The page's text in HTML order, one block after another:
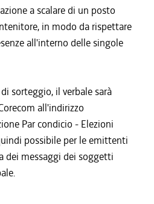
a scalare di un posto
in modo da rispettare
all'interno delle singole
sorteggio, il verbale sarà
all'indirizzo
Par condicio - Elezioni
possibile per le emittenti
dei messaggi dei soggetti